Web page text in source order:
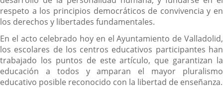
respeto a los principios democráticos de convivencia y en
los derechos y libertades fundamentales.
En el acto celebrado hoy en el Ayuntamiento de Valladolid,
los escolares de los centros educativos participantes han
trabajado los puntos de este artículo, que garantizan la
educación a todos y amparan el mayor pluralismo
educativo posible reconocido con la libertad de enseñanza.